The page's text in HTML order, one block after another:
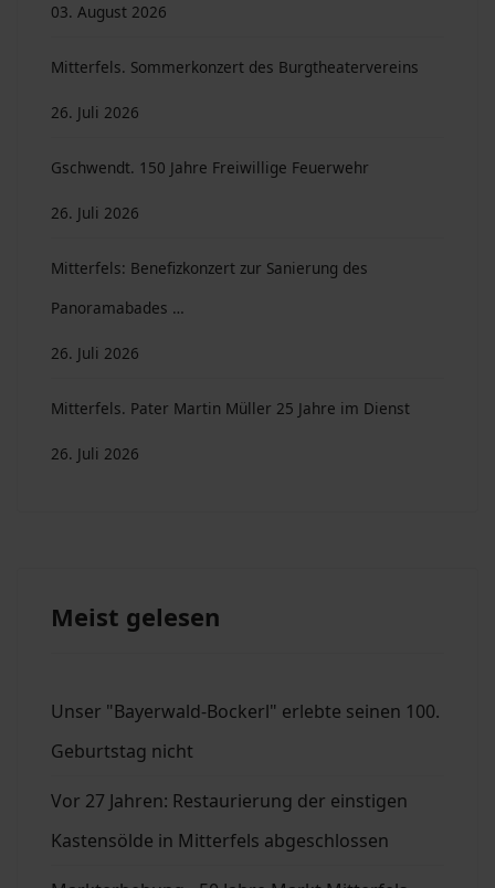
03. August 2026
Mitterfels. Sommerkonzert des Burgtheatervereins
26. Juli 2026
Gschwendt. 150 Jahre Freiwillige Feuerwehr
26. Juli 2026
Mitterfels: Benefizkonzert zur Sanierung des
Panoramabades …
26. Juli 2026
Mitterfels. Pater Martin Müller 25 Jahre im Dienst
26. Juli 2026
Meist gelesen
Unser "Bayerwald-Bockerl" erlebte seinen 100.
Geburtstag nicht
Vor 27 Jahren: Restaurierung der einstigen
Kastensölde in Mitterfels abgeschlossen